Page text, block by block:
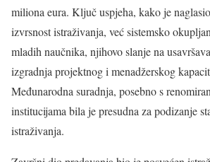
miliona eura. Ključ uspjeha, kako je
izvrsnost istraživanja, već sistemsko
mladih naučnika, njihovo slanje na
izgradnja projektnog i menadžerskog
Međunarodna suradnja, posebno s
institucijama bila je presudna za podizanje
istraživanja.